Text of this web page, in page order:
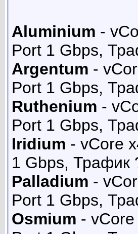
Aluminium -
Port 1 Gbps,
Argentum -
Port 1 Gbps,
Ruthenium -
Port 1 Gbps,
Iridium - vCore
1 Gbps, Трафик
Palladium -
Port 1 Gbps,
Osmium -